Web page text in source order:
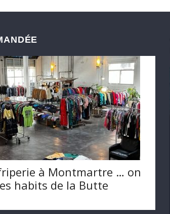
à Montmartre … on
habits de la Butte